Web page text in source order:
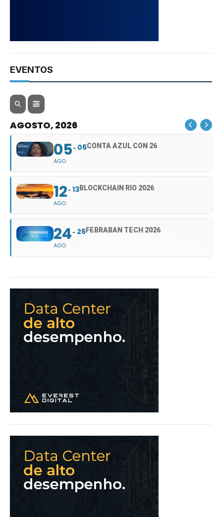
EVENTOS
AGOSTO, 2026
05
AGO
06CONTA AZUL CON 26
12
AGO
13BLOCKCHAIN RIO 2026
24
AGO
26FEBRABAN TECH 2026